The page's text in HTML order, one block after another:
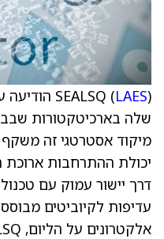
SEALSQ (LAES
)
יכולת ההתרחבות ארוכת
דרך יישור עמוק עם
עדיפות לקיוביטים